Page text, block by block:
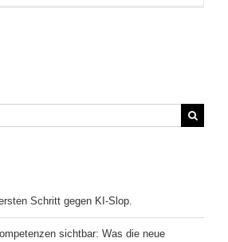
Schritt gegen KI-Slop.
sichtbar: Was die neue